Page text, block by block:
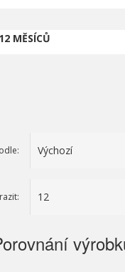
MĚSÍCŮ